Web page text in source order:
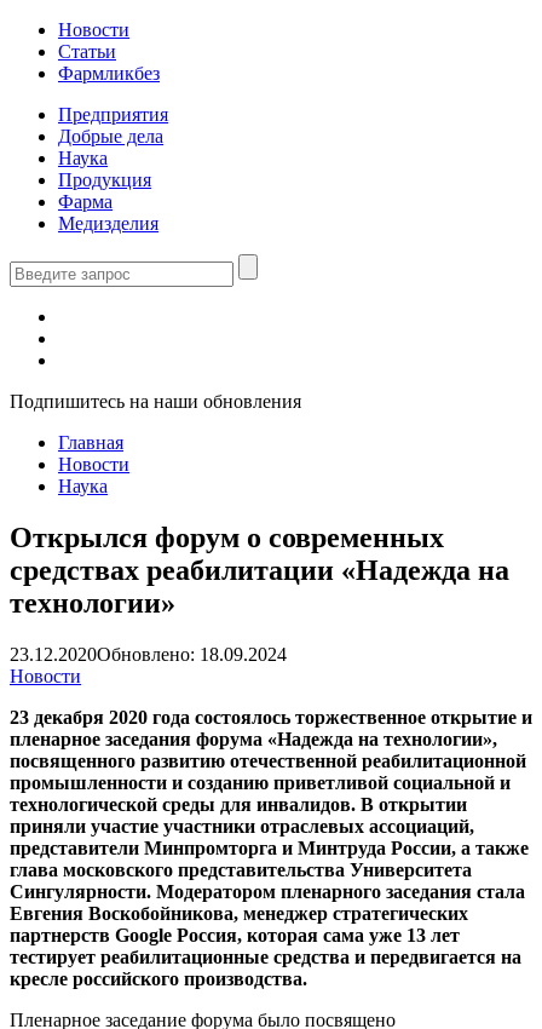
Новости
Статьи
Фармликбез
Предприятия
Добрые дела
Наука
Продукция
Фарма
Медизделия
Подпишитесь на наши обновления
Главная
Новости
Наука
Открылся форум о современных
средствах реабилитации «Надежда на
технологии»
23.12.2020Обновлено: 18.09.2024
Новости
23 декабря 2020 года состоялось торжественное открытие и
пленарное заседания форума «Надежда на технологии»,
посвященного развитию отечественной реабилитационной
промышленности и созданию приветливой социальной и
технологической среды для инвалидов. В открытии
приняли участие участники отраслевых ассоциаций,
представители Минпромторга и Минтруда России, а также
глава московского представительства Университета
Сингулярности. Модератором пленарного заседания стала
Евгения Воскобойникова, менеджер стратегических
партнерств Google Россия, которая сама уже 13 лет
тестирует реабилитационные средства и передвигается на
кресле российского производства.
Пленарное заседание форума было посвящено